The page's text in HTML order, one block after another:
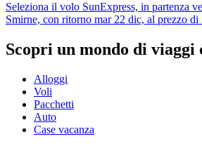
Seleziona il volo SunExpress, in partenza
Smirne, con ritorno mar 22 dic, al prezzo
Scopri un mondo di viaggi
Alloggi
Voli
Pacchetti
Auto
Case vacanza